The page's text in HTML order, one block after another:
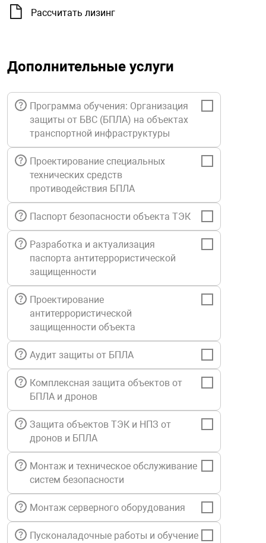
Термокожухи
оборудование
оборудование
Фасовочные
оборудование
решения
безопасность
установки
оборудование
Шлюзовые
Огнетушители
Рукава
Средства
дыхания
Узлы
Установки
Шкафы
Щиты
Оповещатели
Посты
Системы
Табло
Система
Рассчитать лизинг
Дополнительные услуги
Программа обучения: Организация
защиты от БВС (БПЛА) на объектах
транспортной инфраструктуры
Проектирование специальных
технических средств
противодействия БПЛА
Паспорт безопасности объекта ТЭК
Разработка и актуализация
паспорта антитеррористической
защищенности
Проектирование
антитеррористической
защищенности объекта
Аудит защиты от БПЛА
Комплексная защита объектов от
БПЛА и дронов
Защита объектов ТЭК и НПЗ от
дронов и БПЛА
Монтаж и техническое обслуживание
систем безопасности
Монтаж серверного оборудования
Пусконаладочные работы и обучение